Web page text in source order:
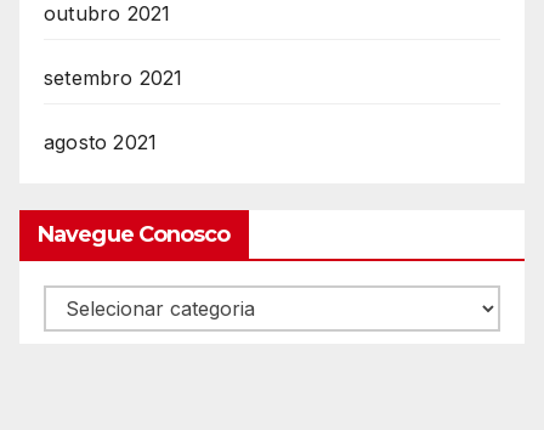
outubro 2021
setembro 2021
agosto 2021
Navegue Conosco
Navegue
Conosco